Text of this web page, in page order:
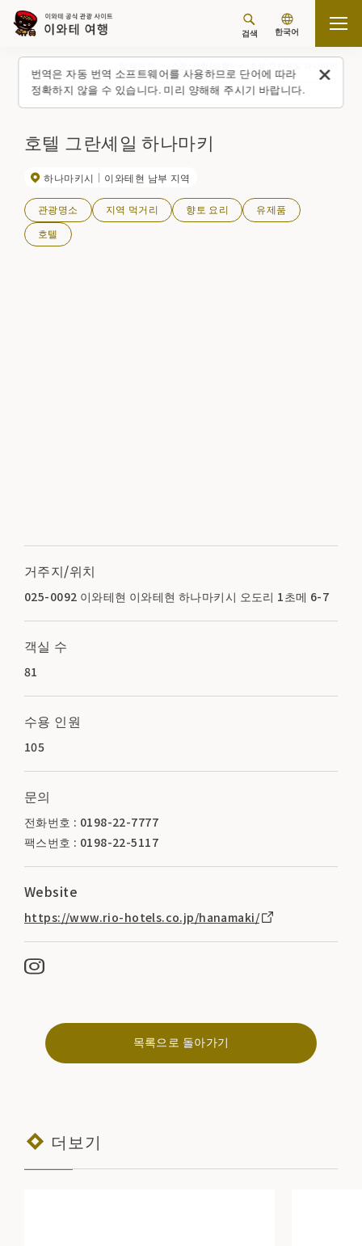
번역은 자동 번역 소프트웨어를 사용하므로 단어에 따라
정확하지 않을 수 있습니다. 미리 양해해 주시기 바랍니다.
검색 한국어
호텔 그란셰일 하나마키
하나마키시 이와테현 남부 지역
관광명소 지역 먹거리 향토 요리
유제품
호텔
거주지/위치
025-0092 이와테현 이와테현 하나마키시 오도리 1초메 6-7
객실 수
81
수용 인원
105
문의
전화번호 : 0198-22-7777
팩스번호 : 0198-22-5117
Website
https://www.rio-hotels.co.jp/hanamaki/
목록으로 돌아가기
더보기